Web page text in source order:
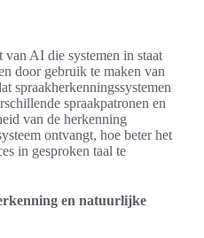
van AI die systemen in staat
door gebruik te maken van
spraakherkenningssystemen
spraakpatronen en
van de herkenning
ontvangt, hoe beter het
in gesproken taal te
en natuurlijke